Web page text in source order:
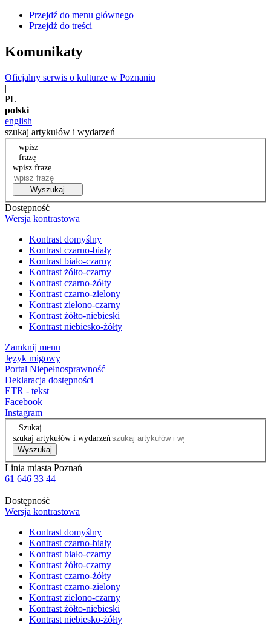
Przejdź do menu głównego
Przejdź do treści
Komunikaty
Oficjalny serwis o kulturze w Poznaniu
|
PL
polski
english
szukaj artykułów i wydarzeń
wpisz
frazę
wpisz frazę
Wyszukaj
Dostępność
Wersja kontrastowa
Kontrast domyślny
Kontrast czarno-biały
Kontrast biało-czarny
Kontrast żółto-czarny
Kontrast czarno-żółty
Kontrast czarno-zielony
Kontrast zielono-czarny
Kontrast żółto-niebieski
Kontrast niebiesko-żółty
Zamknij menu
Język migowy
Portal Niepełnosprawność
Deklaracja dostępności
ETR - tekst
Facebook
Instagram
Szukaj
szukaj artykułów i wydarzeń
Wyszukaj
Linia miasta Poznań
61 646 33 44
Dostępność
Wersja kontrastowa
Kontrast domyślny
Kontrast czarno-biały
Kontrast biało-czarny
Kontrast żółto-czarny
Kontrast czarno-żółty
Kontrast czarno-zielony
Kontrast zielono-czarny
Kontrast żółto-niebieski
Kontrast niebiesko-żółty